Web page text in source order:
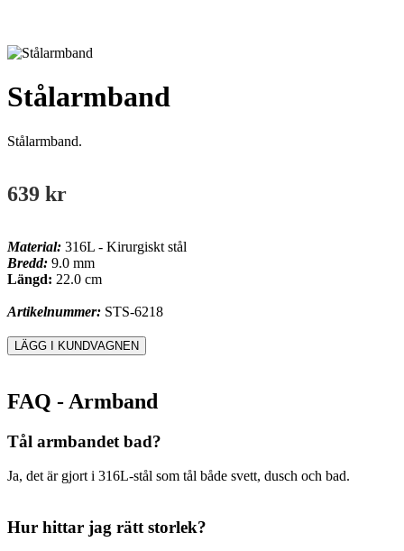
Stålarmband
Stålarmband.
639 kr
Material: 316L - Kirurgiskt stål
Bredd: 9.0 mm
Längd: 22.0 cm
Artikelnummer: STS-6218
FAQ - Armband
Tål armbandet bad?
Ja, det är gjort i 316L-stål som tål både svett, dusch och bad.
Hur hittar jag rätt storlek?